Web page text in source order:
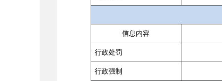
信息内容
行政处罚
行政强制